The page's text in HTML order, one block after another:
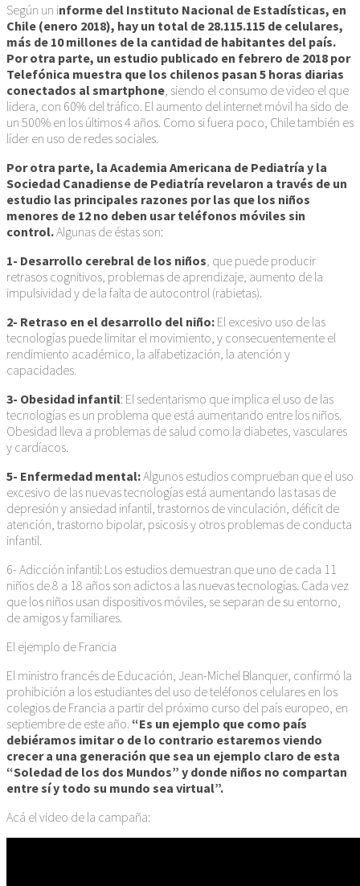
Según un informe del Instituto Nacional de Estadísticas, en
Chile (enero 2018), hay un total de 28.115.115 de celulares,
más de 10 millones de la cantidad de habitantes del país.
Por otra parte, un estudio publicado en febrero de 2018 por
Telefónica muestra que los chilenos pasan 5 horas diarias
conectados al smartphone , siendo el consumo de video el que
lidera, con 60% del tráfico. El aumento del internet móvil ha sido de
un 500% en los últimos 4 años. Como si fuera poco, Chile también es
líder en uso de redes sociales.
Por otra parte, la Academia Americana de Pediatría y la
Sociedad Canadiense de Pediatría revelaron a través de un
estudio las principales razones por las que los niños
menores de 12 no deben usar teléfonos móviles sin
control.Algunas de éstas son:
1- Desarrollo cerebral de los niños , que puede producir
retrasos cognitivos, problemas de aprendizaje, aumento de la
impulsividad y de la falta de autocontrol (rabietas).
2- Retraso en el desarrollo del niño: El excesivo uso de las
tecnologías puede limitar el movimiento, y consecuentemente el
rendimiento académico, la alfabetización, la atención y
capacidades.
3- Obesidad infantil: El sedentarismo que implica el uso de las
tecnologías es un problema que está aumentando entre los niños.
Obesidad lleva a problemas de salud como la diabetes, vasculares
y cardíacos.
5- Enfermedad mental:Algunos estudios comprueban que el uso
excesivo de las nuevas tecnologías está aumentando las tasas de
depresión y ansiedad infantil, trastornos de vinculación, déficit de
atención, trastorno bipolar, psicosis y otros problemas de conducta
infantil.
6- Adicción infantil: Los estudios demuestran que uno de cada 11
niños de 8 a 18 años son adictos a las nuevas tecnologías. Cada vez
que los niños usan dispositivos móviles, se separan de su entorno,
de amigos y familiares.
El ejemplo de Francia
El ministro francés de Educación, Jean-Michel Blanquer, confirmó la
prohibición a los estudiantes del uso de teléfonos celulares en los
colegios de Francia a partir del próximo curso del país europeo, en
septiembre de este año. “Es un ejemplo que como país
debiéramos imitar o de lo contrario estaremos viendo
crecer a una generación que sea un ejemplo claro de esta
“Soledad de los dos Mundos” y donde niños no compartan
entre sí y todo su mundo sea virtual”.
Acá el video de la campaña: